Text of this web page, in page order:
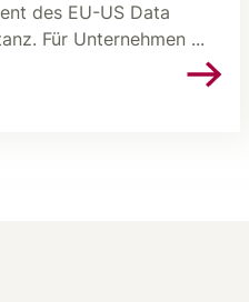
des EU-US Data
Für Unternehmen ...